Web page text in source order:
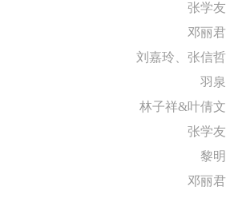
张学友
邓丽君
刘嘉玲、张信哲
羽泉
林子祥&叶倩文
张学友
黎明
邓丽君